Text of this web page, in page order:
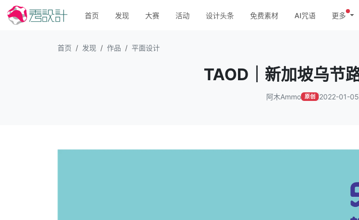
首页 发现 大赛 活动 设计头条 免费素材 AI咒语
更多
首页 发现 作品 平面设计
TAOD｜新加坡乌节
阿木Ammo 原创 2022-01-05